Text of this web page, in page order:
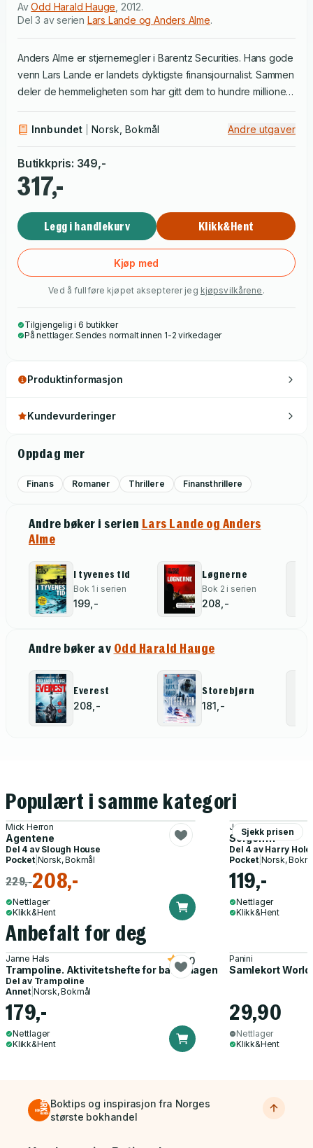
AvOdd Harald Hauge 2012.
Del 3 av serien Lars Lande og Anders Alme.
Anders Alme er stjernemegler i Barentz Securities. Hans gode
venn Lars Lande er landets dyktigste finansjournalist. Sammen
deler de hemmeligheten som har gitt dem to hundre millioner
sammen for superparet. For hvordan leve drømmen når den
Island, Kypros og Paraguay.
Innbundet Norsk, Bokmål Andre utgaver
Butikkpris: 349,-
317,-
Legg i handlekurv Klikk&Hent
Kjøp med
Ved å fullføre kjøpet aksepterer jeg kjøpsvilkårene .
Tilgjengelig i 6 butikker
På nettlager. Sendes normalt innen 1-2 virkedager
Produktinformasjon
Kundevurderinger
Oppdag mer
Finans Romaner Thrillere Finansthrillere
Andre bøker i serien Lars Lande og Anders
Alme
I tyvenes tid
Bok 1 i serien
199,-
Løgnerne
Bok 2 i serien
208,-
Andre bøker av Odd Harald Hauge
Everest
208,-
Storebjørn
181,-
Populært i samme kategori
Mick Herron
Agentene
Del 4 av Slough House
Pocket| Norsk, Bokmål
229,-208,-
Nettlager
Klikk&Hent
Sjekk prisen
Jo Nesbø
Sorgenfri
Del 4 av Harry Hole
Pocket| Norsk,
119,-
Nettlager
Klikk&Hent
Anbefalt for deg
Janne Hals
Trampoline. Aktivitetshefte for barnehagen
5.0
Del av Trampoline
Annet Norsk, Bokmål
179,-
Nettlager
Klikk&Hent
Panini
Samlekort
29,90
Nettlager
Klikk&Hent
Boktips og inspirasjon fra Norges
største bokhandel